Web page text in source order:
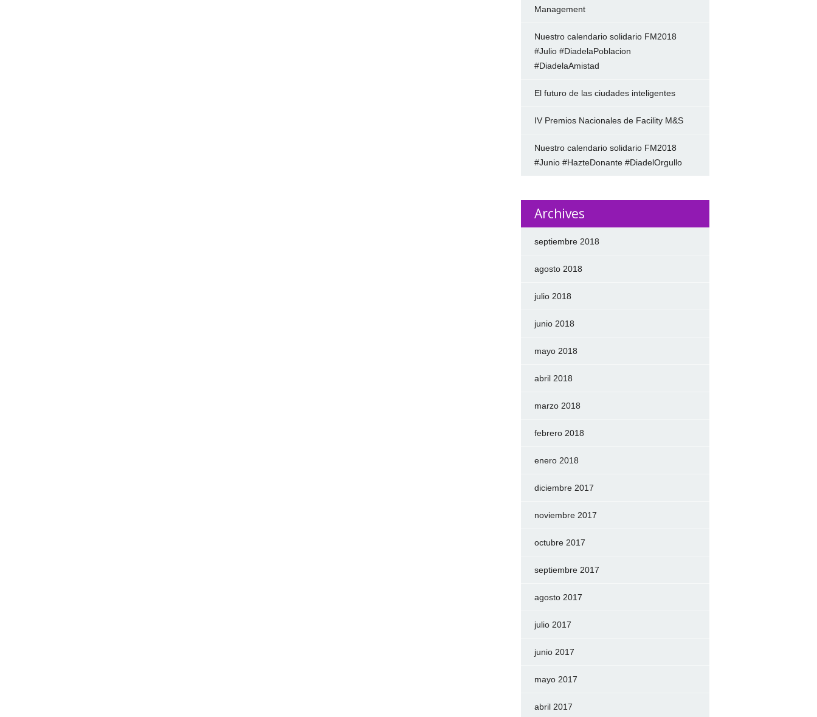
Management
Nuestro calendario solidario FM2018
#Julio #DiadelaPoblacion
#DiadelaAmistad
El futuro de las ciudades inteligentes
IV Premios Nacionales de Facility M&S
Nuestro calendario solidario FM2018
#Junio #HazteDonante #DiadelOrgullo
Archives
septiembre 2018
agosto 2018
julio 2018
junio 2018
mayo 2018
abril 2018
marzo 2018
febrero 2018
enero 2018
diciembre 2017
noviembre 2017
octubre 2017
septiembre 2017
agosto 2017
julio 2017
junio 2017
mayo 2017
abril 2017